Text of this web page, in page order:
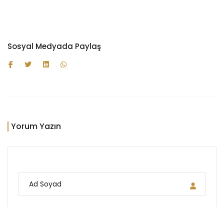
Sosyal Medyada Paylaş
Yorum Yazın